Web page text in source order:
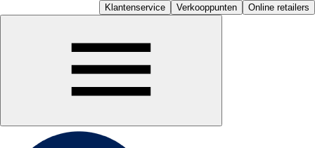
Klantenservice Verkooppunten Online retailers